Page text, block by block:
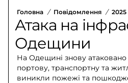
Головна / Повідомлення / 2025
Атака на
Одещини
На Одещині знову
портову, транспортну та
виникли пожежі та